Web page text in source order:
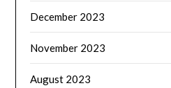
December 2023
November 2023
August 2023